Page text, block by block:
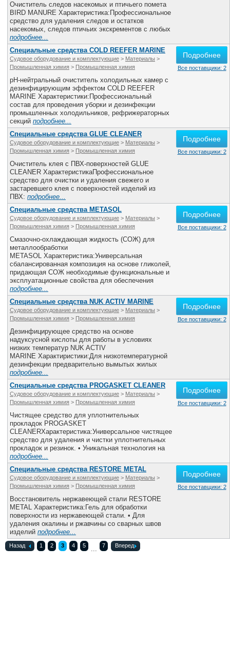
Очиститель следов насекомых и птичьего помета
BIRD MANURE Характеристика:Профессиональное
средство для удаления следов и остатков
насекомых, следов птичьих экскрементов c любых
подробнее...
Специальные средства COLD REEFER MARINE
Судовое оборудование и комплектующие > Материалы >
Промышленная химия > Промышленная химия
pH-нейтральный очиститель холодильных камер с
дезинфицирующим эффектом COLD REEFER
MARINE Характеристики:Профессиональный
состав для проведения уборки и дезинфекции
промышленных холодильников, рефрижераторных
секций подробнее...
Подробнее
Все поставщики: 2
Специальные средства GLUE CLEANER
Судовое оборудование и комплектующие > Материалы >
Промышленная химия > Промышленная химия
Очиститель клея с ПВХ-поверхностей GLUE
CLEANER ХарактеристикаПрофессиональное
средство для очистки и удаления свежего и
застаревшего клея с поверхностей изделий из
ПВХ: подробнее...
Подробнее
Все поставщики: 2
Специальные средства METASOL
Судовое оборудование и комплектующие > Материалы >
Промышленная химия > Промышленная химия
Смазочно-охлаждающая жидкость (СОЖ) для
металлообработки
METASOL Характеристика:Универсальная
сбалансированная композиция на основе гликолей,
придающая СОЖ необходимые функциональные и
эксплуатационные свойства для обеспечения
подробнее...
Подробнее
Все поставщики: 2
Специальные средства NUK ACTIV MARINE
Судовое оборудование и комплектующие > Материалы >
Промышленная химия > Промышленная химия
Дезинфицирующее средство на основе
надуксусной кислоты для работы в условиях
низких температур NUK ACTIV
MARINE Характиристики:Для низкотемпературной
дезинфекции предварительно вымытых жилых
подробнее...
Подробнее
Все поставщики: 2
Специальные средства PROGASKET CLEANER
Судовое оборудование и комплектующие > Материалы >
Промышленная химия > Промышленная химия
Чистящее средство для уплотнительных
прокладок PROGASKET
CLEANERХарактеристика:Универсальное чистящее
средство для удаления и чистки уплотнительных
прокладок и резинок. • Уникальная технология на
подробнее...
Подробнее
Все поставщики: 2
Специальные средства RESTORE METAL
Судовое оборудование и комплектующие > Материалы >
Промышленная химия > Промышленная химия
Восстановитель нержавеющей стали RESTORE
METAL Характеристика:Гель для обработки
поверхности из нержавеющей стали. • Для
удаления окалины и ржавчины со сварных швов
изделий подробнее...
Подробнее
Все поставщики: 2
Назад 1 2 3 4 5 ... 7 Вперед